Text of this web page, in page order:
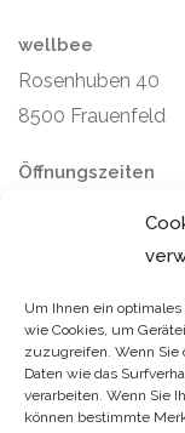
Um Ihnen ein
wie Cookies, um
zuzugreifen. Wenn Sie
Daten wie das
verarbeiten. Wenn Sie
können bestimmte
wellbee
Rosenhuben 40
8500 Frauenfeld
Öffnungszeiten
Samstag und